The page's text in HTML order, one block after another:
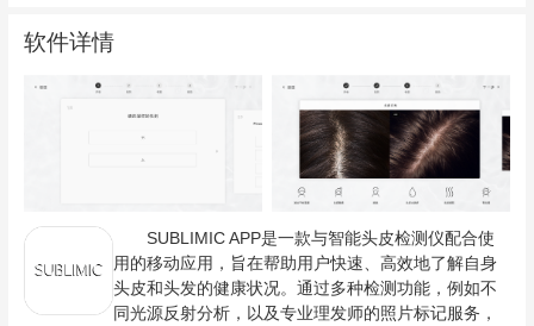
软件详情
SUBLIMIC APP是一款与智能头皮检测仪配合使
用的移动应用，旨在帮助用户快速、高效地了解自身
头皮和头发的健康状况。通过多种检测功能，例如不
同光源反射分析，以及专业理发师的照片标记服务，